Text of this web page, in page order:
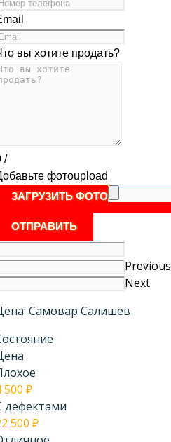
вы хотите продать?
/
фотоupload
ЗАГРУЗИТЬ ФОТО
ОТПРАВИТЬ
Previous
Next
Самовар Салишев
500 ₽
дефектами
500 ₽